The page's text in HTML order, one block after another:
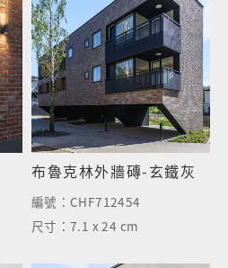
布魯克林外牆磚-玄鐵灰
編號： CHF712454
尺寸：7.1 x 24 cm